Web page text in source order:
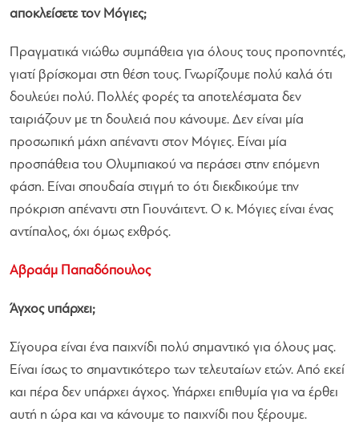
αποκλείσετε τον Μόγιες;
Πραγματικά νιώθω συμπάθεια για όλους τους προπονητές,
γιατί βρίσκομαι στη θέση τους. Γνωρίζουμε πολύ καλά ότι
δουλεύει πολύ. Πολλές φορές τα αποτελέσματα δεν
ταιριάζουν με τη δουλειά που κάνουμε. Δεν είναι μία
προσωπική μάχη απέναντι στον Μόγιες. Είναι μία
προσπάθεια του Ολυμπιακού να περάσει στην επόμενη
φάση. Είναι σπουδαία στιγμή το ότι διεκδικούμε την
πρόκριση απέναντι στη Γιουνάιτεντ. Ο κ. Μόγιες είναι ένας
αντίπαλος, όχι όμως εχθρός.
Αβραάμ Παπαδόπουλος
Άγχος υπάρχει;
Σίγουρα είναι ένα παιχνίδι πολύ σημαντικό για όλους μας.
Είναι ίσως το σημαντικότερο των τελευταίων ετών. Από εκεί
και πέρα δεν υπάρχει άγχος. Υπάρχει επιθυμία για να έρθει
αυτή η ώρα και να κάνουμε το παιχνίδι που ξέρουμε.